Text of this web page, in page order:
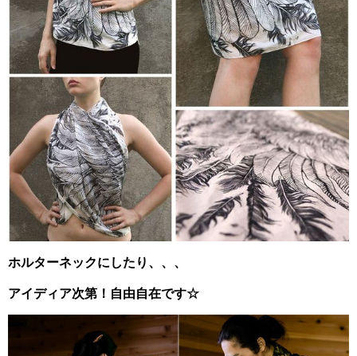
ホルターネックにしたり、、、
アイディア次第！自由自在です☆